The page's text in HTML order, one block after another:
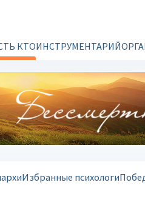
КТОИНСТРУМЕНТАРИЙ
Избранные психологи